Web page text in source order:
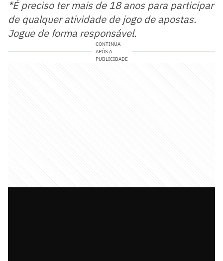
*É preciso ter mais de 18 anos para participar
de qualquer atividade de jogo de apostas.
Jogue de forma responsável.
CONTINUA
APÓS A
PUBLICIDADE